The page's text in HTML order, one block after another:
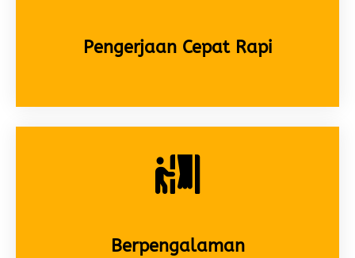
Pengerjaan Cepat Rapi
Berpengalaman